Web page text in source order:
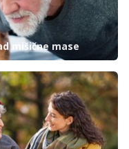
mišične mase